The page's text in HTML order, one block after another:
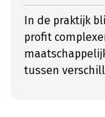
In de praktijk
profit
tussen